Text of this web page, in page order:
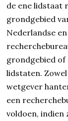
de ene lidstaat
grondgebied
Nederlandse
grondgebied of
lidstaten.
wetgever
een
voldoen, indien